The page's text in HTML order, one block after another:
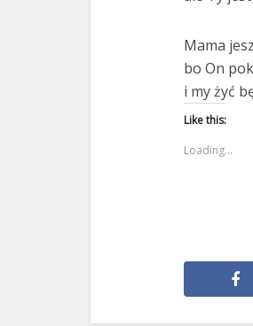
Mama
bo On
i my żyć
Like this:
Loading...